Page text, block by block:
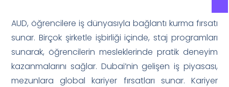
AUD, öğrencilere iş dünyasıyla bağlantı kurma fırsatı
sunar. Birçok şirketle işbirliği içinde, staj programları
sunarak, öğrencilerin mesleklerinde pratik deneyim
kazanmalarını sağlar. Dubai’nin gelişen iş piyasası,
mezunlara global kariyer fırsatları sunar. Kariyer